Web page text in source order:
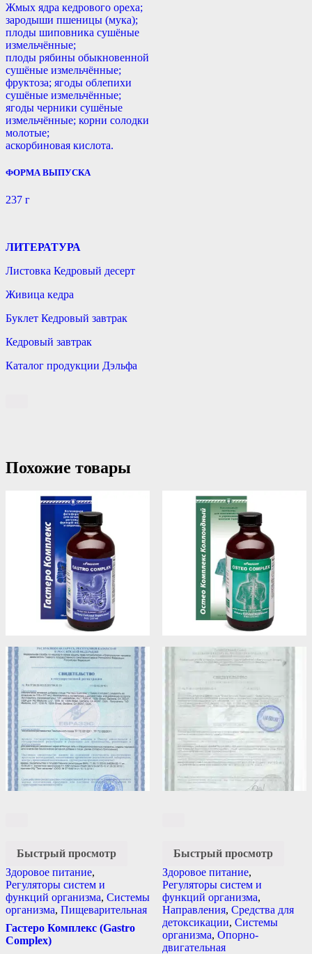
Жмых ядра кедрового ореха;
зародыши пшеницы (мука);
плоды шиповника сушёные
измельчённые;
плоды рябины обыкновенной
сушёные измельчённые;
фруктоза; ягоды облепихи
сушёные измельчённые;
ягоды черники сушёные
измельчённые; корни солодки
молотые;
аскорбиновая кислота.
ФОРМА ВЫПУСКА
237 г
ЛИТЕРАТУРА
Листовка Кедровый десерт
Живица кедра
Буклет Кедровый завтрак
Кедровый завтрак
Каталог продукции Дэльфа
Похожие товары
Быстрый просмотр
Здоровое питание,
Регуляторы систем и
функций организма, Системы
организма, Пищеварительная
Гастеро Комплекс (Gastro
Complex)
Быстрый просмотр
Здоровое питание,
Регуляторы систем и
функций организма,
Направления, Средства для
детоксикации, Системы
организма, Опорно-
двигательная